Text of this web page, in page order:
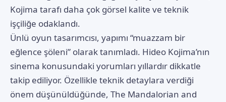
Kojima tarafı daha çok görsel kalite ve teknik
işçiliğe odaklandı.
Ünlü oyun tasarımcısı, yapımı “muazzam bir
eğlence şöleni” olarak tanımladı. Hideo Kojima’nın
sinema konusundaki yorumları yıllardır dikkatle
takip ediliyor. Özellikle teknik detaylara verdiği
önem düşünüldüğünde, The Mandalorian and